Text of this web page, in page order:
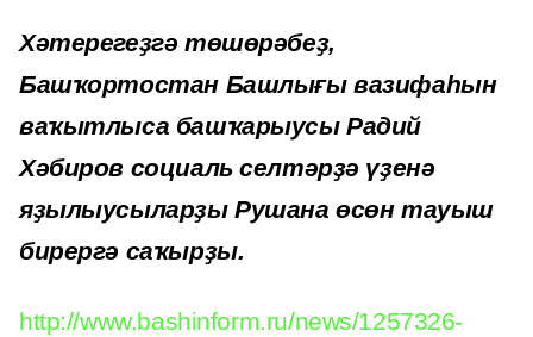
Хәтерегеҙгә төшөрәбеҙ,
Башҡортостан Башлығы вазифаһын
ваҡытлыса башҡарыусы Радий
Хәбиров социаль селтәрҙә үҙенә
яҙылыусыларҙы Рушана өсөн тауыш
бирергә саҡырҙы.
http://www.bashinform.ru/news/1257326-